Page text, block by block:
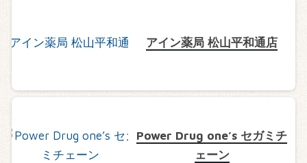
アイン薬局 松山平和通店
Power Drug one’s セガミチ
ェーン